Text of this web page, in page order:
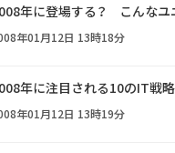
年に登場する？ こんなユ
年01月12日 13時18分
年に注目される10のIT戦
年01月12日 13時19分